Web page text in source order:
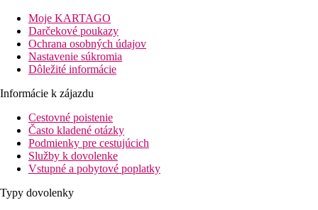
Vzdialenosť
pláž: 0 m
letisko: 4,8 km
centrum mesta: 10 km
Dvojlôžková izba
individuálne ovládaná klimatizácia (hlavná sezóna)
telefón
TV/sat.
minibar (za poplatok)
trezor (za poplatok)
Moje KARTAGO
Darčekové poukazy
Ochrana osobných údajov
Nastavenie súkromia
Dôležité informácie
Informácie k zájazdu
Cestovné poistenie
Často kladené otázky
Podmienky pre cestujúcich
Služby k dovolenke
Vstupné a pobytové poplatky
Typy dovolenky